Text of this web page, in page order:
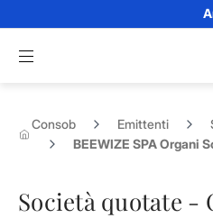
Apri menu di navigazione
Consob Emittenti
BEEWIZE SPA Organi
Società quotate -